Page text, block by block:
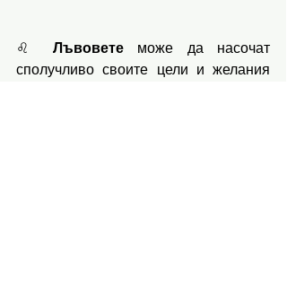
♌️ Лъвовете може да насочат
сполучливо своите цели и желания